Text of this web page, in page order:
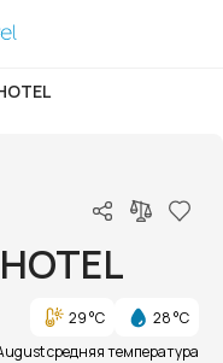
29 °C
28 °C
средняя температура